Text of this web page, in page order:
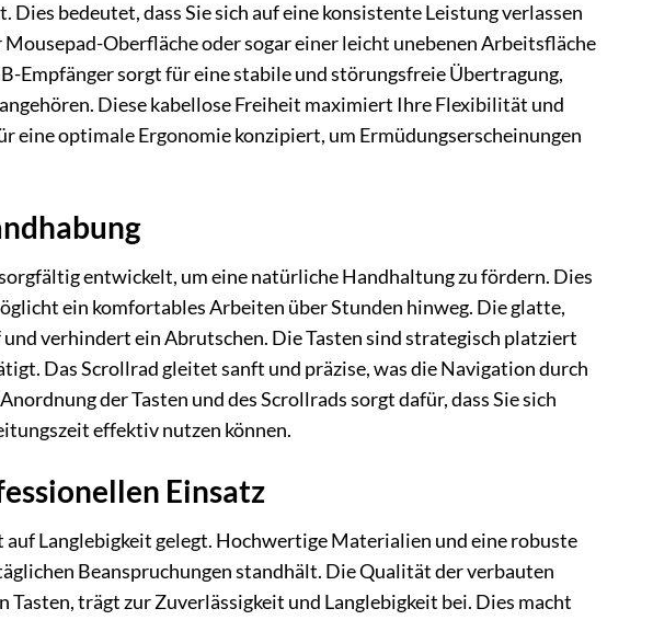
bedeutet, dass Sie sich auf eine konsistente Leistung verlassen
Oberfläche oder sogar einer leicht unebenen Arbeitsfläche
Empfänger sorgt für eine stabile und störungsfreie Übertragung,
Diese kabellose Freiheit maximiert Ihre Flexibilität und
optimale Ergonomie konzipiert, um Ermüdungserscheinungen
entwickelt, um eine natürliche Handhaltung zu fördern. Dies
ein komfortables Arbeiten über Stunden hinweg. Die glatte,
verhindert ein Abrutschen. Die Tasten sind strategisch platziert
Das Scrollrad gleitet sanft und präzise, was die Navigation durch
der Tasten und des Scrollrads sorgt dafür, dass Sie sich
effektiv nutzen können.
Einsatz
Langlebigkeit gelegt. Hochwertige Materialien und eine robuste
Beanspruchungen standhält. Die Qualität der verbauten
trägt zur Zuverlässigkeit und Langlebigkeit bei. Dies macht